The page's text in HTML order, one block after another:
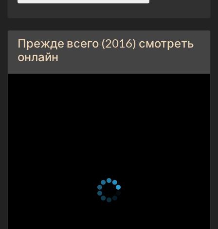
Прежде всего (2016) смотреть
онлайн